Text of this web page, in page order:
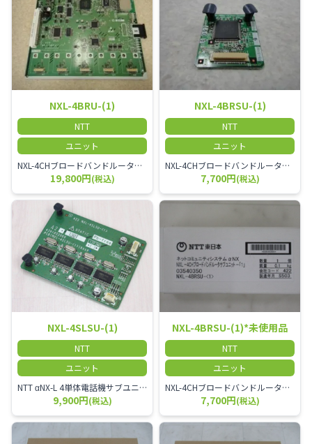
NXL-4BRU-(1)
NTT
ユニット
NXL-4CHブロードバンドルータユニット-「1」
19,800円(税込)
NXL-4BRSU-(1)
NTT
ユニット
NXL-4CHブロードバンドルータサブユニット-「1」
7,700円(税込)
NXL-4SLSU-(1)
NTT
ユニット
NTT αNX-L 4単体電話機サブユニット
9,900円(税込)
NXL-4BRSU-(1)*未使用品
NTT
ユニット
NXL-4CHブロードバンドルータサブユニット-「1」 ※未使用品
7,700円(税込)